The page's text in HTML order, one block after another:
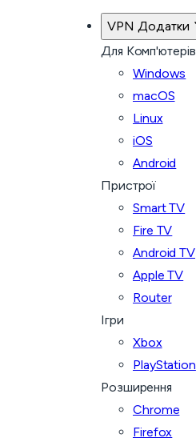
VPN Додатки
Для
Windows
macOS
Linux
iOS
Android
Пристрої
Smart TV
Fire TV
Android TV
Apple TV
Router
Ігри
Xbox
PlayStation
Розширення
Chrome
Firefox